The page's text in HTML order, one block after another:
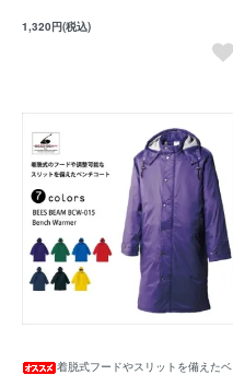
1,320円(税込)
着脱式フードやスリットを備えたベ